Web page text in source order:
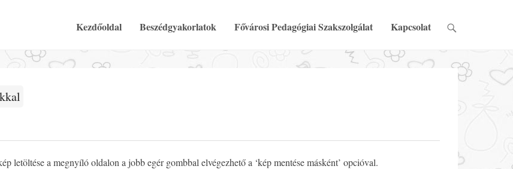
Elsődleges Menü
Tovább a tartalomra
Kezdőoldal Beszédgyakorlatok Fővárosi Pedagógiai Szakszolgálat Kapcsolat
a megnyíló oldalon a jobb egér gombbal elvégezhető a ‘kép mentése másként’ opcióval.